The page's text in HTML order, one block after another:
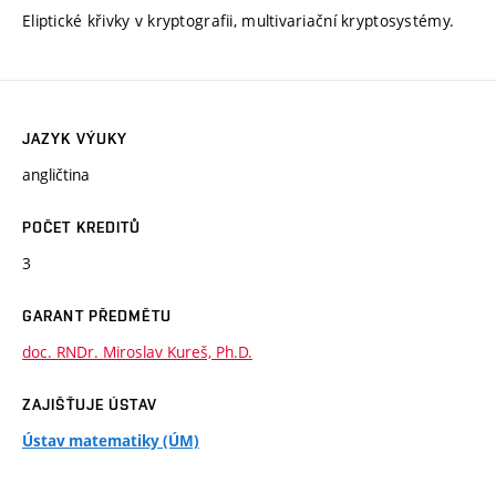
Eliptické křivky v kryptografii, multivariační kryptosystémy.
JAZYK VÝUKY
angličtina
POČET KREDITŮ
3
GARANT PŘEDMĚTU
doc. RNDr. Miroslav Kureš, Ph.D.
ZAJIŠŤUJE ÚSTAV
Ústav matematiky (ÚM)